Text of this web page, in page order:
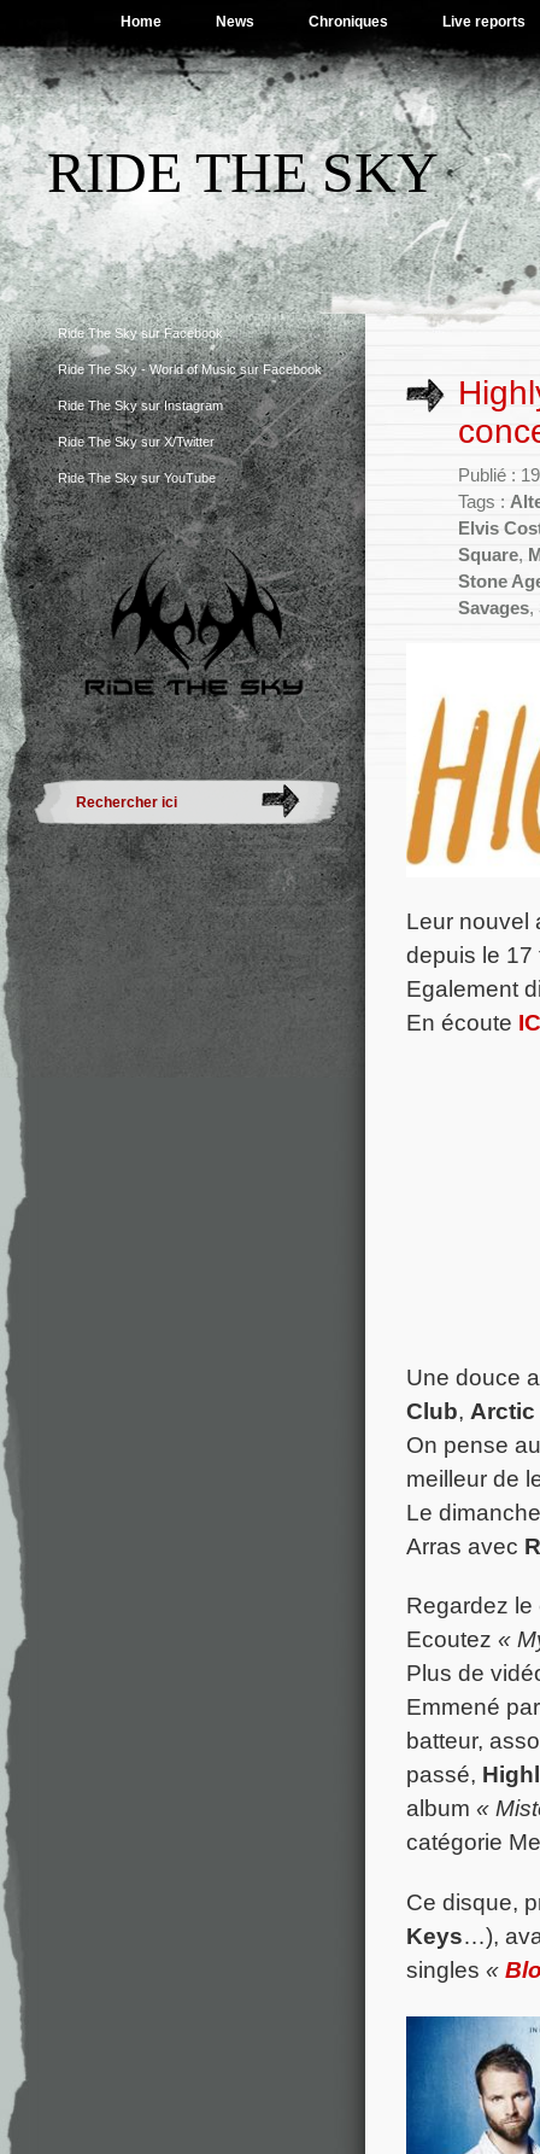
Home News Chroniques Live reports
RIDE THE SKY
Ride The Sky sur Facebook
Ride The Sky - World of Music sur Facebook
Ride The Sky sur Instagram
Ride The Sky sur X/Twitter
Ride The Sky sur YouTube
Publié :
Tags :
Elvis
Square,
Stone
Savages,
Leur nouvel
depuis le 17
Egalement
En écoute
Une douce
Club,
On pense
meilleur de
Le
Arras avec
Regardez
Ecoutez «
Plus de
Emmené
batteur,
passé,
album «
catégorie
Ce disque,
Keys…),
singles «